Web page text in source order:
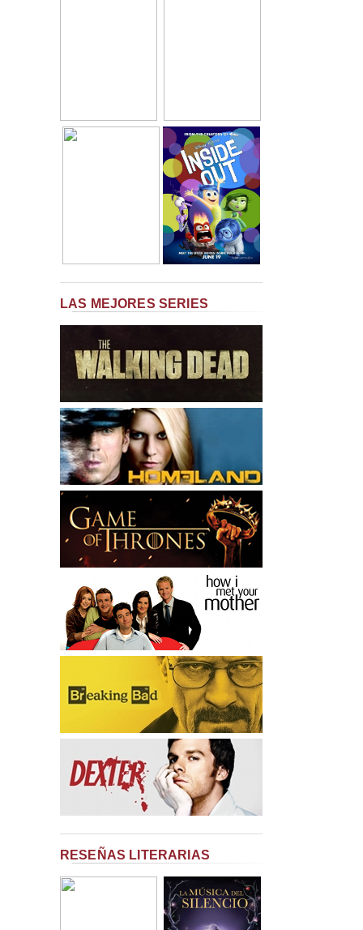
LAS MEJORES SERIES
RESEÑAS LITERARIAS